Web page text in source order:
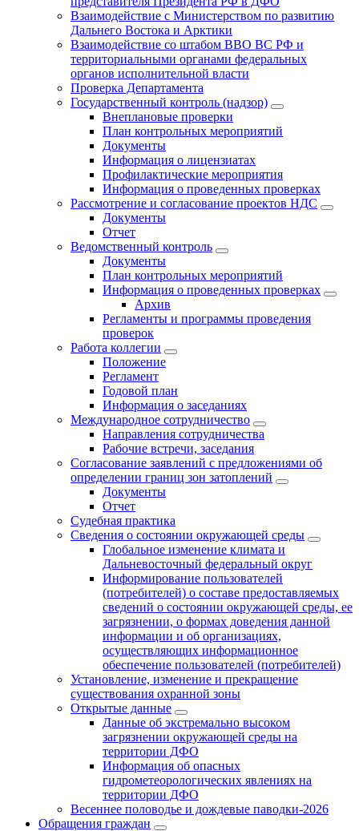
Взаимодействие с Министерством по развитию
Дальнего Востока и Арктики
Взаимодействие со штабом ВВО ВС РФ и
территориальными органами федеральных
органов исполнительной власти
Проверка Департамента
Государственный контроль (надзор)
Внеплановые проверки
План контрольных мероприятий
Документы
Информация о лицензиатах
Профилактические мероприятия
Информация о проведенных проверках
Рассмотрение и согласование проектов НДС
Документы
Отчет
Ведомственный контроль
Документы
План контрольных мероприятий
Информация о проведенных проверках
Архив
Регламенты и программы проведения
проверок
Работа коллегии
Положение
Регламент
Годовой план
Информация о заседаниях
Международное сотрудничество
Направления сотрудничества
Рабочие встречи, заседания
Согласование заявлений с предложениями об
определении границ зон затоплений
Документы
Отчет
Судебная практика
Сведения о состоянии окружающей среды
Глобальное изменение климата и
Дальневосточный федеральный округ
Информирование пользователей
(потребителей) о составе предоставляемых
сведений о состоянии окружающей среды, ее
загрязнении, о формах доведения данной
информации и об организациях,
осуществляющих информационное
обеспечение пользователей (потребителей)
Установление, изменение и прекращение
существования охранной зоны
Открытые данные
Данные об экстремально высоком
загрязнении окружающей среды на
территории ДФО
Информация об опасных
гидрометеорологических явлениях на
территории ДФО
Весеннее половодье и дождевые паводки-2026
Обращения граждан